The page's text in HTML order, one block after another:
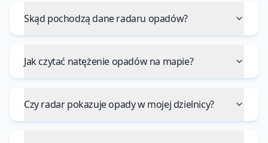
Skąd pochodzą dane radaru opadów?
Jak czytać natężenie opadów na mapie?
Czy radar pokazuje opady w mojej dzielnicy?